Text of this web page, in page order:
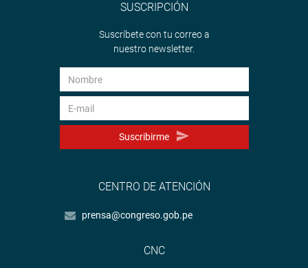
SUSCRIPCIÓN
Suscríbete con tu correo a
nuestro newsletter.
Suscribirme
CENTRO DE ATENCIÓN
prensa@congreso.gob.pe
CNC